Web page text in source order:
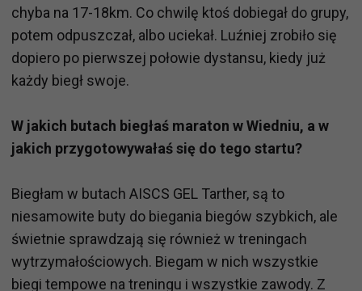
chyba na 17-18km. Co chwilę ktoś dobiegał do grupy,
potem odpuszczał, albo uciekał. Luźniej zrobiło się
dopiero po pierwszej połowie dystansu, kiedy już
każdy biegł swoje.
W jakich butach biegłaś maraton w Wiedniu, a w
jakich przygotowywałaś się do tego startu?
Biegłam w butach AISCS GEL Tarther, są to
niesamowite buty do biegania biegów szybkich, ale
świetnie sprawdzają się również w treningach
wytrzymałościowych. Biegam w nich wszystkie
biegi tempowe na treningu i wszystkie zawody. Z